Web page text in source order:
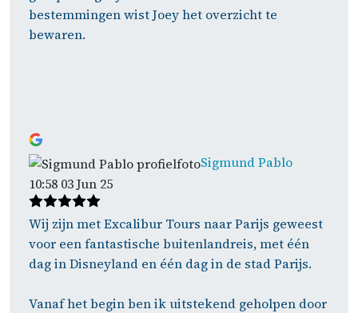
bestemmingen wist Joey het overzicht te
bewaren.
Sigmund Pablo
10:58 03 Jun 25
Wij zijn met Excalibur Tours naar Parijs geweest
voor een fantastische buitenlandreis, met één
dag in Disneyland en één dag in de stad Parijs.
Vanaf het begin ben ik uitstekend geholpen door